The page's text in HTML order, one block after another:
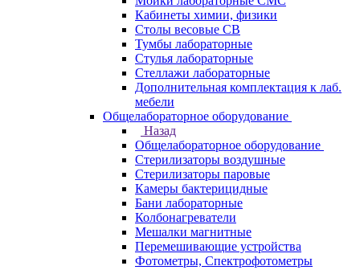
Кабинеты химии, физики
Столы весовые СВ
Тумбы лабораторные
Стулья лабораторные
Стеллажи лабораторные
Дополнительная комплектация к лаб.
мебели
Общелабораторное оборудование
Назад
Общелабораторное оборудование
Стерилизаторы воздушные
Стерилизаторы паровые
Камеры бактерицидные
Бани лабораторные
Колбонагреватели
Мешалки магнитные
Перемешивающие устройства
Фотометры, Спектрофотометры